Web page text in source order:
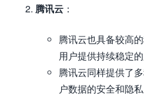
腾讯云 ：
腾讯云也具备较高
用户提供持续稳定的
腾讯云同样提供了
户数据的安全和隐私